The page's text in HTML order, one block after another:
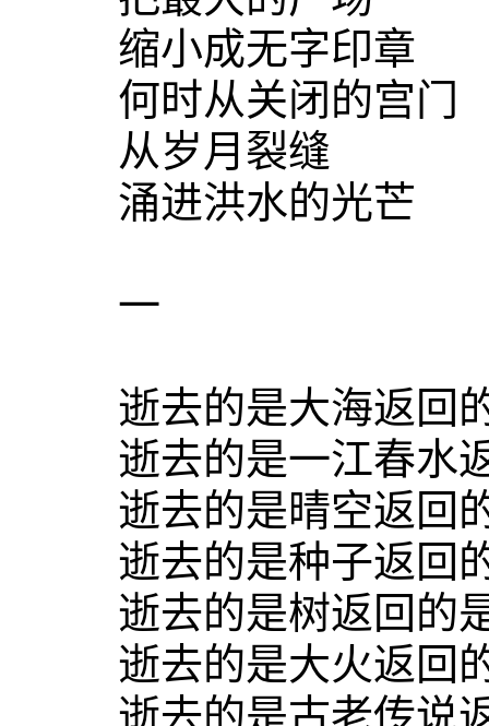
缩小成无字印章
何时从关闭的宫门
从岁月裂缝
涌进洪水的光芒
一
逝去的是大海返回
逝去的是一江春水
逝去的是晴空返回
逝去的是种子返回
逝去的是树返回的
逝去的是大火返回
逝去的是古老传说